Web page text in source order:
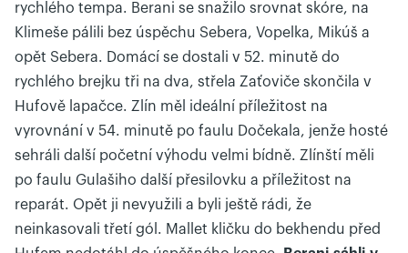
rychlého tempa. Berani se snažilo srovnat skóre, na
Klimeše pálili bez úspěchu Sebera, Vopelka, Mikúš a
opět Sebera. Domácí se dostali v 52. minutě do
rychlého brejku tři na dva, střela Zaťoviče skončila v
Hufově lapačce. Zlín měl ideální příležitost na
vyrovnání v 54. minutě po faulu Dočekala, jenže hosté
sehráli další početní výhodu velmi bídně. Zlínští měli
po faulu Gulašiho další přesilovku a příležitost na
reparát. Opět ji nevyužili a byli ještě rádi, že
neinkasovali třetí gól. Mallet kličku do bekhendu před